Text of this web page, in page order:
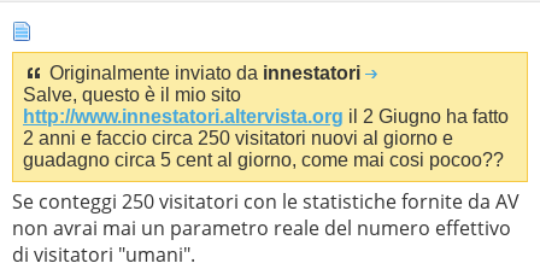
Originalmente inviato da innestatori
Salve, questo è il mio sito
http://www.innestatori.altervista.org il 2 Giugno ha fatto
2 anni e faccio circa 250 visitatori nuovi al giorno e
guadagno circa 5 cent al giorno, come mai cosi pocoo??
Se conteggi 250 visitatori con le statistiche fornite da AV
non avrai mai un parametro reale del numero effettivo
di visitatori "umani".